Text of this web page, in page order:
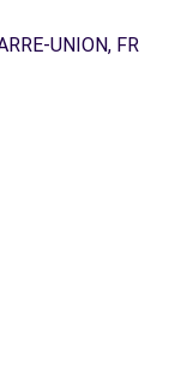
UNION, FR